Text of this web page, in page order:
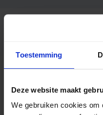
Toestemming
Deze website maakt
We gebruiken cookies
3-
De MOD LED
opbouwspot die zorgt